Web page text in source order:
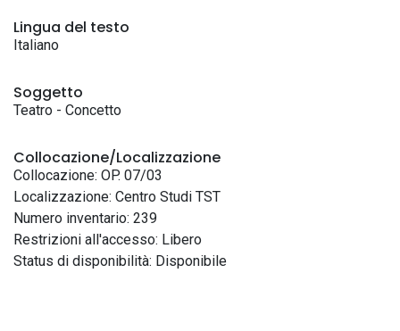
Lingua del testo
Italiano
Soggetto
Teatro - Concetto
Collocazione/Localizzazione
Collocazione: OP. 07/03
Localizzazione: Centro Studi TST
Numero inventario: 239
Restrizioni all'accesso: Libero
Status di disponibilità: Disponibile